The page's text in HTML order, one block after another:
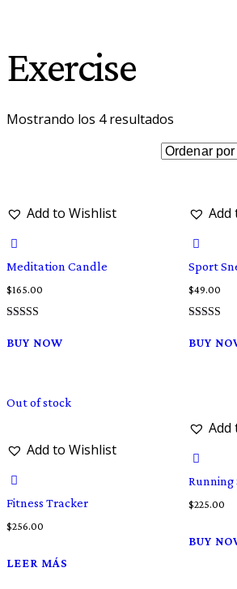
Exercise
Mostrando los 4 resultados
por
los
Add to Wishlist
Meditation Candle
$165.00
5.00
de 5
BUY NOW
Add
Sport
$49.00
5.00
de 5
BUY
Out of stock
Add to Wishlist
Fitness Tracker
$256.00
LEER MÁS
Add
Running
$225.00
BUY